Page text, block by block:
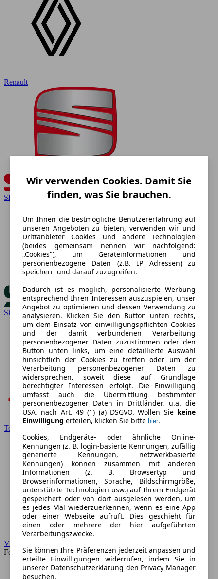
Renault
SEAT
Skoda
Toyota
VW
Forum
Wir verwenden Cookies. Damit Sie
finden, was Sie brauchen.
Um Ihnen die bestmögliche Benutzererfahrung auf
unseren Angeboten zu bieten, verwenden wir und
Drittanbieter Cookies und andere Technologien
(beides gemeinsam nennen wir nachfolgend:
„Cookies"), um Geräteinformationen und
personenbezogene Daten (z.B. IP Adressen) zu
speichern und darauf zuzugreifen.
Dadurch ist es möglich, personalisierte Werbung
entsprechend Ihren Interessen auszuspielen, unser
Angebot zu optimieren und dessen Verwendung zu
analysieren. Klicken Sie den Button unten rechts,
um dem Einsatz von einwilligungspflichten Cookies
und der damit verbundenen Verarbeitung
personenbezogener Daten zuzustimmen oder den
Button unten links, um eine detaillierte Auswahl
hinsichtlich der Cookies zu treffen oder um der
Verarbeitung personenbezogener Daten zu
widersprechen, soweit diese auf Grundlage
berechtigter Interessen erfolgt. Die Einwilligung
umfasst auch die Übermittlung bestimmter
personenbezogener Daten in Drittländer, u.a. die
USA, nach Art. 49 (1) (a) DSGVO. Wollen Sie keine
Einwilligung erteilen, klicken Sie bitte hier.
Cookies, Endgeräte- oder ähnliche Online-
Kennungen (z. B. login-basierte Kennungen, zufällig
generierte Kennungen, netzwerkbasierte
Kennungen) können zusammen mit anderen
Informationen (z. B. Browsertyp und
Browserinformationen, Sprache, Bildschirmgröße,
unterstützte Technologien usw.) auf Ihrem Endgerät
gespeichert oder von dort ausgelesen werden, um
es jedes Mal wiederzuerkennen, wenn es eine App
oder einer Webseite aufruft. Dies geschieht für
einen oder mehrere der hier aufgeführten
Verarbeitungszwecke.
Sie können Ihre Präferenzen jederzeit anpassen und
erteilte Einwilligungen widerrufen, indem Sie in
unserer Datenschutzerklärung den Privacy Manager
besuchen.